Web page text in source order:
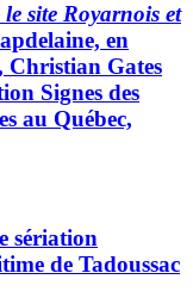
site Royarnois et
en
Gates
Signes des
au Québec,
sériation
de Tadoussac